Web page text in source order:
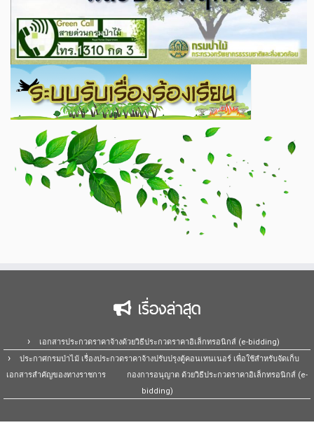
เรื่องล่าสุด
เอกสารประกวดราคาจ้างด้วยวิธีประกวดราคาอิเล็กทรอนิกส์ (e-bidding)
ประกาศกรมป่าไม้ เรื่องประกวดราคาจ้างปรับปรุงตู้คอนเทนเนอร์ เพื่อใช้สำหรับจัดเก็บ
เอกสารสำคัญของทางราชการ กองการอนุญาต ด้วยวิธีประกวดราคาอิเล็กทรอนิกส์ (e-
bidding)